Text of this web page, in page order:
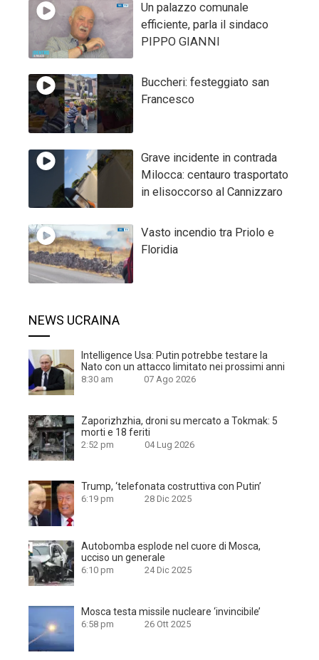
Un palazzo comunale
efficiente, parla il sindaco
PIPPO GIANNI
Buccheri: festeggiato san
Francesco
Grave incidente in contrada
Milocca: centauro trasportato
in elisoccorso al Cannizzaro
Vasto incendio tra Priolo e
Floridia
NEWS UCRAINA
Intelligence Usa: Putin potrebbe testare la
Nato con un attacco limitato nei prossimi anni
8:30 am 07 Ago 2026
Zaporizhzhia, droni su mercato a Tokmak: 5
morti e 18 feriti
2:52 pm 04 Lug 2026
Trump, ‘telefonata costruttiva con Putin’
6:19 pm 28 Dic 2025
Autobomba esplode nel cuore di Mosca,
ucciso un generale
6:10 pm 24 Dic 2025
Mosca testa missile nucleare ‘invincibile’
6:58 pm 26 Ott 2025